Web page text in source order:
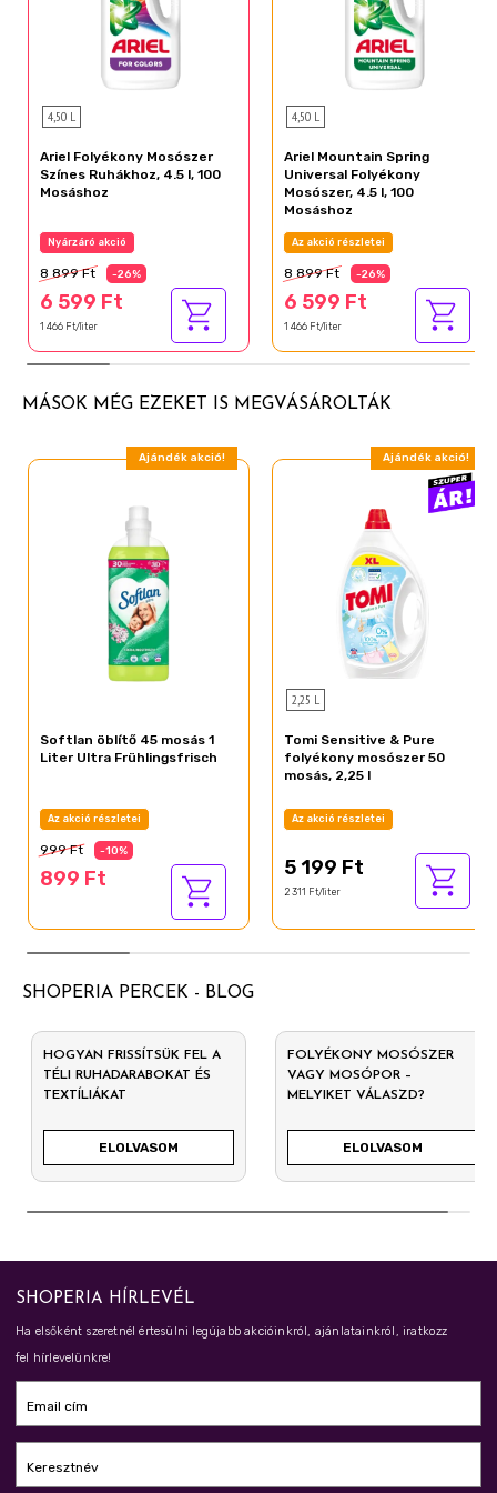
4,50 L
Ariel Folyékony Mosószer
Színes Ruhákhoz, 4.5 l, 100
Mosáshoz
Nyárzáró akció
8 899 Ft -26%
6 599 Ft
1 466 Ft/liter
4,50 L
Ariel Mountain Spring
Universal Folyékony
Mosószer, 4.5 l, 100
Mosáshoz
Az akció részletei
8 899 Ft -26%
6 599 Ft
1 466 Ft/liter
MÁSOK MÉG EZEKET IS MEGVÁSÁROLTÁK
Ajándék akció!
Softlan öblítő 45 mosás 1
Liter Ultra Frühlingsfrisch
Az akció részletei
999 Ft -10%
899 Ft
Ajándék akció!
2,25 L
Tomi Sensitive & Pure
folyékony mosószer 50
mosás, 2,25 l
Az akció részletei
5 199 Ft
2 311 Ft/liter
SHOPERIA PERCEK - BLOG
HOGYAN FRISSÍTSÜK FEL A
TÉLI RUHADARABOKAT ÉS
TEXTÍLIÁKAT
ELOLVASOM
FOLYÉKONY MOSÓSZER
VAGY MOSÓPOR –
MELYIKET VÁLASZD?
ELOLVASOM
SHOPERIA HÍRLEVÉL
Ha elsőként szeretnél értesülni legújabb akcióinkról, ajánlatainkról, iratkozz
fel hírlevelünkre!
Email cím
Keresztnév